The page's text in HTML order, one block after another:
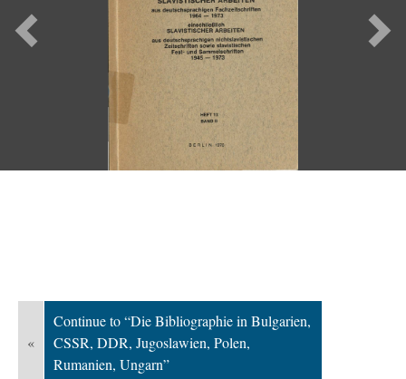
Previous
«
Continue to “Die Bibliographie in Bulgarien,
CSSR, DDR, Jugoslawien, Polen,
Rumanien, Ungarn”